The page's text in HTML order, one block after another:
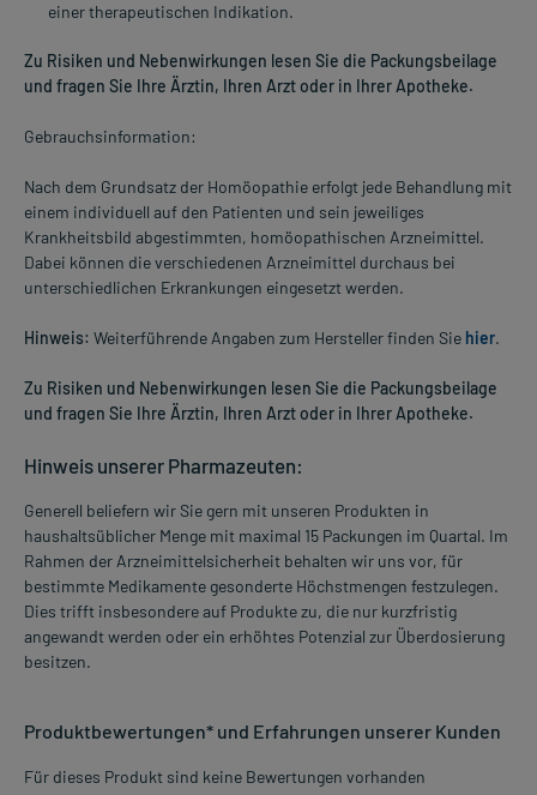
einer therapeutischen Indikation.
Zu Risiken und Nebenwirkungen lesen Sie die Packungsbeilage
und fragen Sie Ihre Ärztin, Ihren Arzt oder in Ihrer Apotheke.
Gebrauchsinformation:
Nach dem Grundsatz der Homöopathie erfolgt jede Behandlung mit
einem individuell auf den Patienten und sein jeweiliges
Krankheitsbild abgestimmten, homöopathischen Arzneimittel.
Dabei können die verschiedenen Arzneimittel durchaus bei
unterschiedlichen Erkrankungen eingesetzt werden.
Hinweis: Weiterführende Angaben zum Hersteller finden Sie hier.
Zu Risiken und Nebenwirkungen lesen Sie die Packungsbeilage
und fragen Sie Ihre Ärztin, Ihren Arzt oder in Ihrer Apotheke.
Hinweis unserer Pharmazeuten:
Generell beliefern wir Sie gern mit unseren Produkten in
haushaltsüblicher Menge mit maximal 15 Packungen im Quartal. Im
Rahmen der Arzneimittelsicherheit behalten wir uns vor, für
bestimmte Medikamente gesonderte Höchstmengen festzulegen.
Dies trifft insbesondere auf Produkte zu, die nur kurzfristig
angewandt werden oder ein erhöhtes Potenzial zur Überdosierung
besitzen.
Produktbewertungen* und Erfahrungen unserer Kunden
Für dieses Produkt sind keine Bewertungen vorhanden